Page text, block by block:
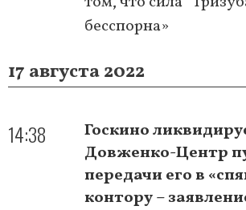
бесспорна»
17 августа 2022
14:38
Госкино
Довженко-Центр
передачи его в
контору –